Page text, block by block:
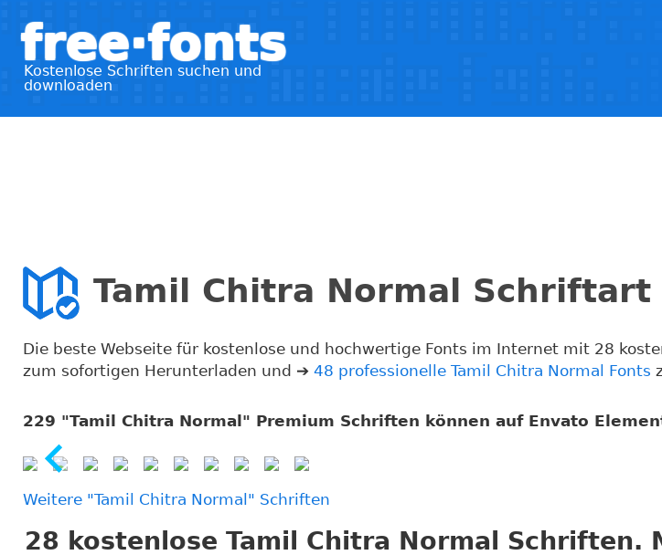
free·fonts
Kostenlose Schriften suchen und
downloaden
Tamil Chitra Normal Schriftart
Die beste Webseite für kostenlose und hochwertige Fonts im Internet mit 28
zum sofortigen Herunterladen und ➔ 48 professionelle Tamil Chitra Normal Fonts
229 "Tamil Chitra Normal" Premium Schriften können auf Envato
Weitere "Tamil Chitra Normal" Schriften
28 kostenlose Tamil Chitra Normal Schriften.